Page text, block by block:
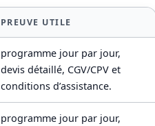
PREUVE UTILE
programme jour par jour,
devis détaillé, CGV/CPV et
conditions d’assistance.
programme jour par jour,